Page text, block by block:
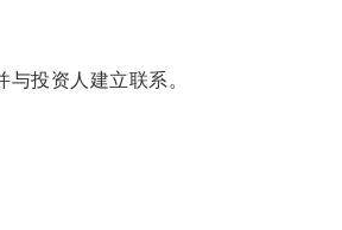
投资人建立联系。